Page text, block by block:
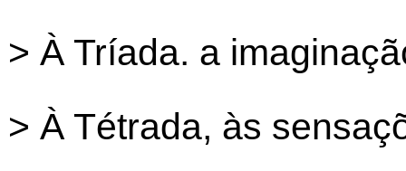
> À Tríada. a
> À Tétrada, às